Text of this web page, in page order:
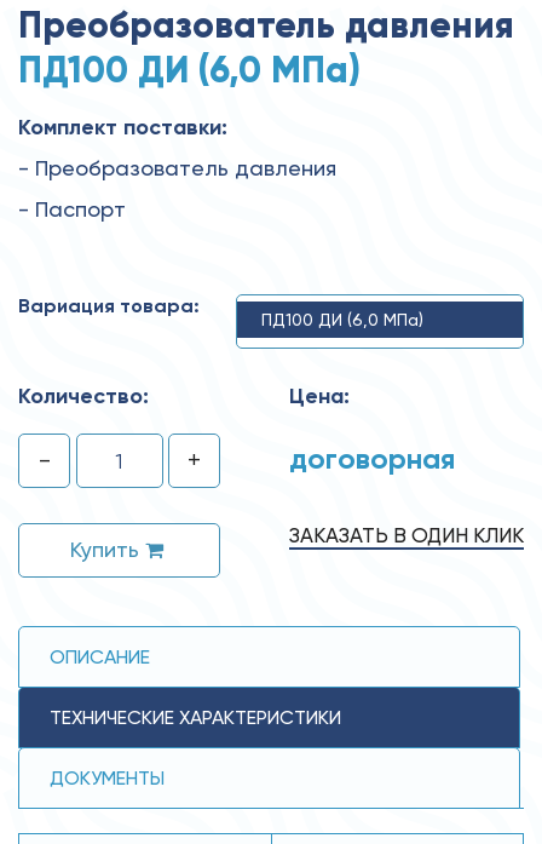
Преобразователь давления
ПД100 ДИ (6,0 МПа)
Комплект поставки:
- Преобразователь давления
- Паспорт
Вариация товара:
ПД100 ДИ (6,0 МПа)
Количество:
- +
Купить
Цена:
договорная
ЗАКАЗАТЬ В ОДИН КЛИК
ОПИСАНИЕ
ТЕХНИЧЕСКИЕ ХАРАКТЕРИСТИКИ
ДОКУМЕНТЫ